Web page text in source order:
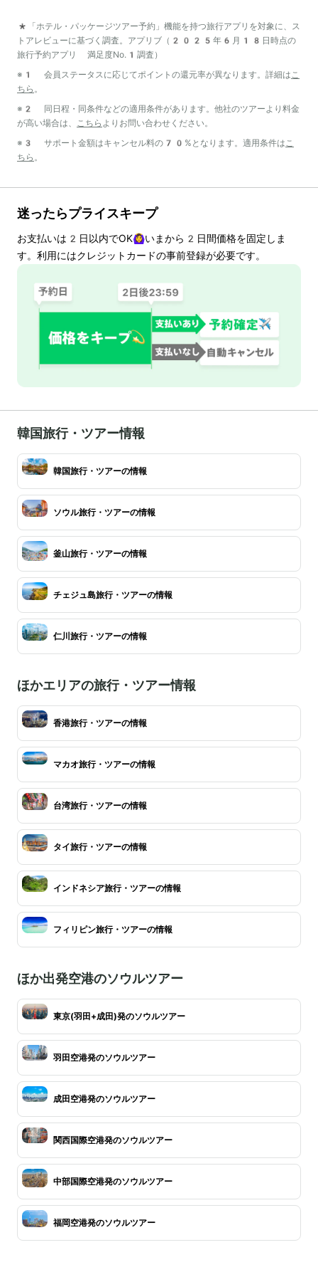
*「ホテル・パッケージツアー予約」機能を持つ旅行アプリを対象に、ス
トアレビューに基づく調査。アプリブ（2025年6月18日時点の
旅行予約アプリ 満足度No.1調査）
※1 会員ステータスに応じてポイントの還元率が異なります。詳細は こ
ちら 。
※2 同日程・同条件などの適用条件があります。他社のツアーより料金
が高い場合は、
こちら よりお問い合わせください。
※3 サポート金額はキャンセル料の70%となります。適用条件は こ
ちら 。
迷ったらプライスキープ
お支払いは 2 日以内でOK🙆‍♀️いまから 2 日間価格を固定しま
す。利用にはクレジットカードの事前登録が必要です。
韓国旅行・ツアー情報
韓国旅行・ツアーの情報
ソウル旅行・ツアーの情報
釜山旅行・ツアーの情報
チェジュ島旅行・ツアーの情報
仁川旅行・ツアーの情報
ほかエリアの旅行・ツアー情報
香港旅行・ツアーの情報
マカオ旅行・ツアーの情報
台湾旅行・ツアーの情報
タイ旅行・ツアーの情報
インドネシア旅行・ツアーの情報
フィリピン旅行・ツアーの情報
ほか出発空港のソウルツアー
東京(羽田+成田)発のソウルツアー
羽田空港発のソウルツアー
成田空港発のソウルツアー
関西国際空港発のソウルツアー
中部国際空港発のソウルツアー
福岡空港発のソウルツアー